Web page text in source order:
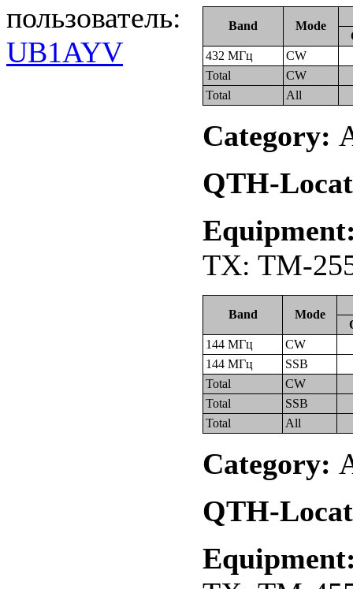
пользователь:
UB1AYV
Band Mode
432 МГц
CW
Total
CW
Total
All
Category:
QTH-
TX: TM-
Band Mode
144 МГц
CW
144 МГц
SSB
Total
CW
Total
SSB
Total
All
Category:
QTH-